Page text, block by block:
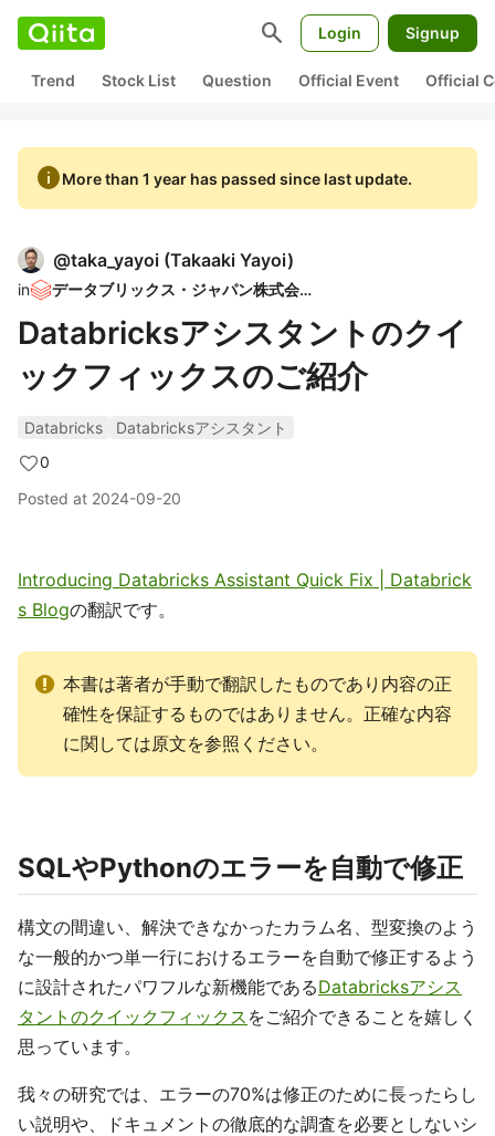
search Login Signup
Trend Stock List Question Official Event Official
infoMore than 1 year has passed since last update.
@taka_yayoi (Takaaki Yayoi)
in データブリックス・ジャパン株式会社
Databricksアシスタントのクイ
ックフィックスのご紹介
Databricks
Databricksアシスタント
0
Posted at 2024-09-20
Introducing Databricks Assistant Quick Fix | Databrick
s Blogの翻訳です。
本書は著者が手動で翻訳したものであり内容の正
確性を保証するものではありません。正確な内容
に関しては原文を参照ください。
SQLやPythonのエラーを自動で修正
構文の間違い、解決できなかったカラム名、型変換のよう
な一般的かつ単一行におけるエラーを自動で修正するよう
に設計されたパワフルな新機能であるDatabricksアシス
タントのクイックフィックス をご紹介できることを嬉しく
思っています。
我々の研究では、エラーの70%は修正のために長ったらし
い説明や、ドキュメントの徹底的な調査を必要としないシ